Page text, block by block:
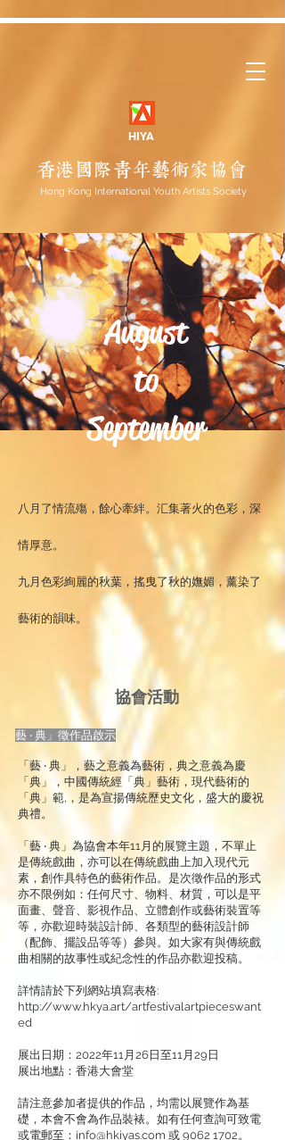
HIYA
Hong Kong International Youth Artists Society
August
to
September
八月了情流殤，餘心牽絆。汇集著火的色彩，深
情厚意。
九月色彩絢麗的秋葉，搖曳了秋的嫵媚，薰染了
藝術的韻味。
協會活動
藝 ‧ 典」徵作品啟示
「藝 ‧ 典」，藝之意義為藝術，典之意義為慶
「典」，中國傳統經「典」藝術，現代藝術的
「典」範,，是為宣揚傳統歷史文化，盛大的慶祝
典禮。
「藝 ‧ 典」為協會本年11月的展覽主題，不單止
是傳統戲曲，亦可以在傳統戲曲上加入現代元
素，創作具特色的藝術作品。是次徵作品的形式
亦不限例如：任何尺寸、物料、材質，可以是平
面畫、聲音、影視作品、立體創作或藝術裝置等
等，亦歡迎時裝設計師、各類型的藝術設計師
（配飾、擺設品等等）參與。如大家有與傳統戲
曲相關的故事性或紀念性的作品亦歡迎投稿。
詳情請於下列網站填寫表格:
http://www.hkya.art/artfestivalartpieceswant
ed
展出日期：2022年11月26日至11月29日
展出地點：香港大會堂
請注意參加者提供的作品，均需以展覽作為基
礎，本會不會為作品裝裱。如有任何查詢可致電
或電郵至： info@hkiyas.com 或 9062 1702。